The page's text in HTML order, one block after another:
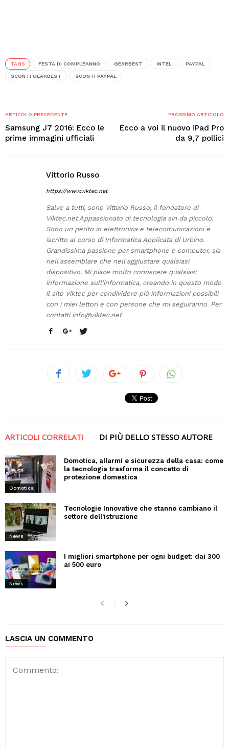
TAGS FESTA DI COMPLEANNO GEARBEST INTEL PAYPAL
SCONTI GEARBEST SCONTI PAYPAL
ARTICOLO PRECEDENTE
Samsung J7 2016: Ecco le
prime immagini ufficiali
PROSSIMO ARTICOLO
Ecco a voi il nuovo iPad Pro
da 9,7 pollici
Vittorio Russo
https://www.viktec.net
Salve a tutti, sono Vittorio Russo, il fondatore di
Viktec.net Appassionato di tecnologia sin da piccolo.
Sono un perito in elettronica e telecomunicazioni e
iscritto al corso di Informatica Applicata di Urbino.
Grandissima passione per smartphone e computer, sia
nell'assemblare che nell'aggiustare qualsiasi
dispositivo. Mi piace molto conoscere qualsiasi
informazione sull'informatica, creando in questo modo
il sito Viktec per condividere più informazioni possibili
con i miei lettori e con persone che mi seguiranno. Per
contatti info@viktec.net
ARTICOLI CORRELATI DI PIÙ DELLO STESSO AUTORE
Domotica
Domotica, allarmi e sicurezza della casa: come
la tecnologia trasforma il concetto di
protezione domestica
News
Tecnologie Innovative che stanno cambiano il
settore dell’istruzione
News
I migliori smartphone per ogni budget: dai 300
ai 500 euro
LASCIA UN COMMENTO